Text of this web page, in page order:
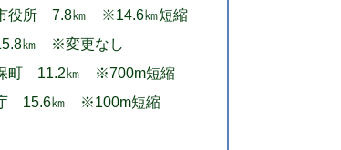
役所 7.8㎞ ※14.6㎞短縮
㎞ ※変更なし
町 11.2㎞ ※700m短縮
15.6㎞ ※100m短縮